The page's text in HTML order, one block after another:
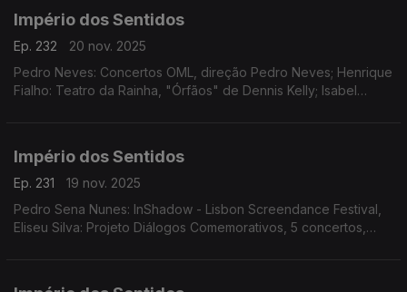
Império dos Sentidos
Ep. 232
20 nov. 2025
Pedro Neves: Concertos OML, direção Pedro Neves; Henrique
Fialho: Teatro da Rainha, "Órfãos" de Dennis Kelly; Isabel
Império dos Sentidos
Ep. 231
19 nov. 2025
Pedro Sena Nunes: InShadow - Lisbon Screendance Festival,
Eliseu Silva: Projeto Diálogos Comemorativos, 5 concertos,